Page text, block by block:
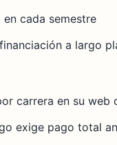
cada semestre
a largo
carrera en su web
exige pago total